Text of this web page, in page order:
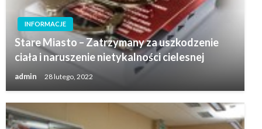
INFORMACJE
Stare Miasto – Zatrzymany za uszkodzenie
ciała i naruszenie nietykalności cielesnej
admin 28 lutego, 2022